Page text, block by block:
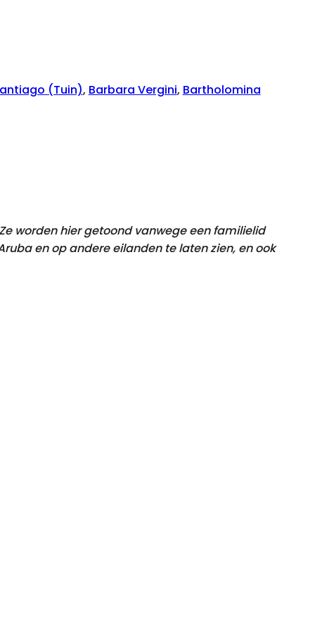
(Tuin), Barbara Vergini, Bartholomina
worden hier getoond vanwege een familielid
en op andere eilanden te laten zien, en ook